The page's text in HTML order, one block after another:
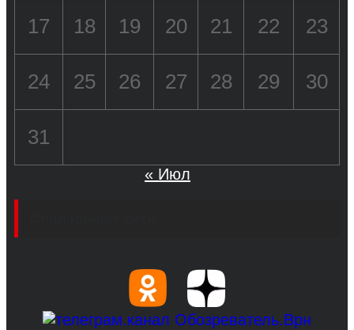
17 18 19 20 21 22 23
24 25 26 27 28 29 30
31
« Июл